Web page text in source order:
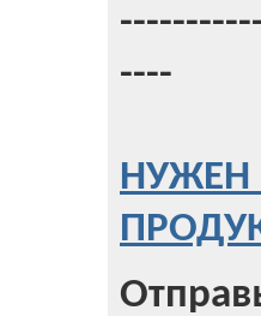
----
НУЖЕН